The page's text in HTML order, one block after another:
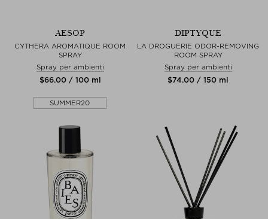
AESOP
CYTHERA AROMATIQUE ROOM
SPRAY
Spray per ambienti
$‌66.00 / 100 ml
SUMMER20
DIPTYQUE
LA DROGUERIE ODOR-REMOVING
ROOM SPRAY
Spray per ambienti
$‌74.00 / 150 ml